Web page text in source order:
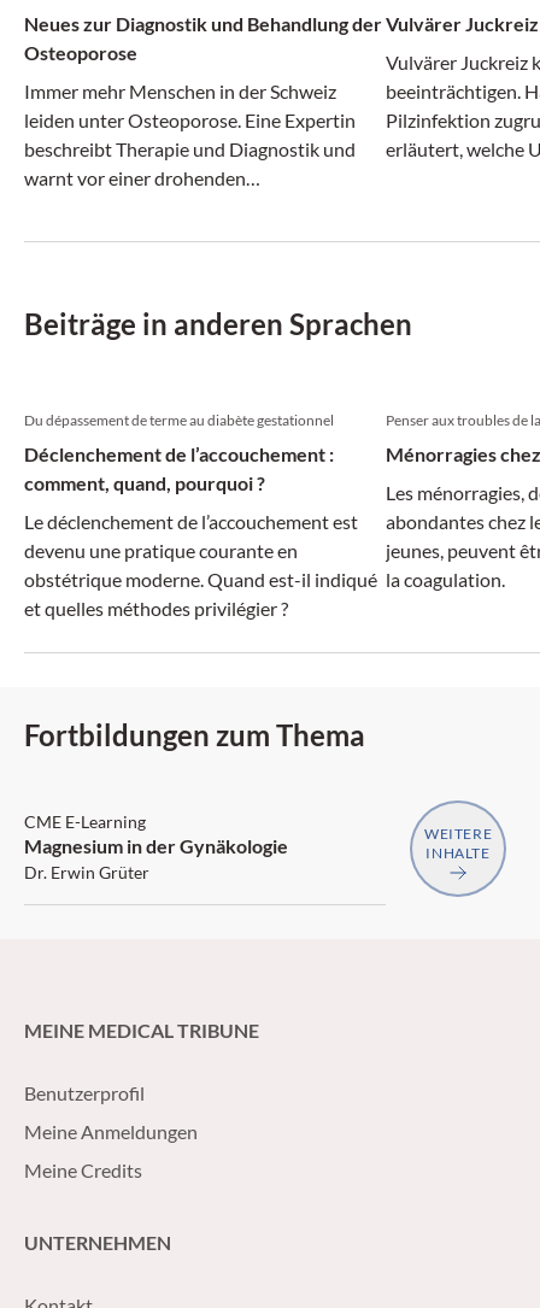
Neues zur Diagnostik und Behandlung der
Osteoporose
Immer mehr Menschen in der Schweiz
leiden unter Osteoporose. Eine Expertin
beschreibt Therapie und Diagnostik und
warnt vor einer drohenden
Vulvärer
Vulvärer Juckreiz
beeinträchtigen.
Pilzinfektion
erläutert, welche
Beiträge in anderen Sprachen
Du dépassement de terme au diabète gestationnel
Déclenchement de l’accouchement :
comment, quand, pourquoi ?
Le déclenchement de l’accouchement est
devenu une pratique courante en
obstétrique moderne. Quand est-il indiqué
et quelles méthodes privilégier ?
Penser aux troubles de
Ménorragies
Les ménorragies,
abondantes chez
jeunes, peuvent
la coagulation.
Fortbildungen zum Thema
CME E-Learning
Magnesium in der Gynäkologie
Dr. Erwin Grüter
WEITERE
INHALTE
MEINE MEDICAL TRIBUNE
Benutzerprofil
Meine Anmeldungen
Meine Credits
UNTERNEHMEN